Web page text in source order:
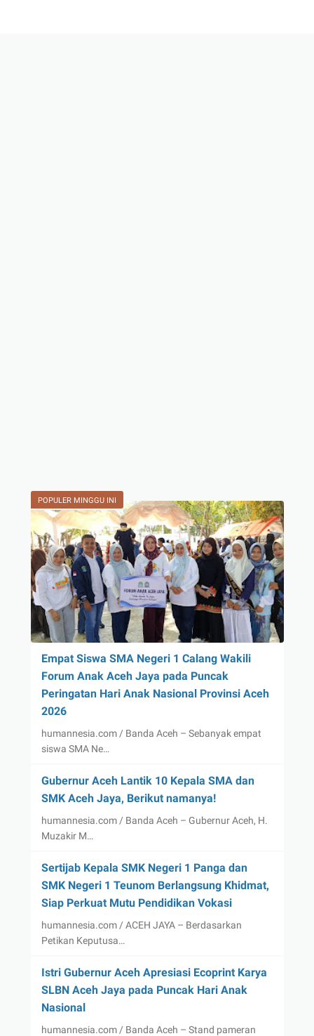
POPULER MINGGU INI
Empat Siswa SMA Negeri 1 Calang Wakili
Forum Anak Aceh Jaya pada Puncak
Peringatan Hari Anak Nasional Provinsi Aceh
2026
humannesia.com / Banda Aceh – Sebanyak empat
siswa SMA Ne…
Gubernur Aceh Lantik 10 Kepala SMA dan
SMK Aceh Jaya, Berikut namanya!
humannesia.com / Banda Aceh – Gubernur Aceh, H.
Muzakir M…
Sertijab Kepala SMK Negeri 1 Panga dan
SMK Negeri 1 Teunom Berlangsung Khidmat,
Siap Perkuat Mutu Pendidikan Vokasi
humannesia.com / ACEH JAYA – Berdasarkan
Petikan Keputusa…
Istri Gubernur Aceh Apresiasi Ecoprint Karya
SLBN Aceh Jaya pada Puncak Hari Anak
Nasional
humannesia.com / Banda Aceh – Stand pameran